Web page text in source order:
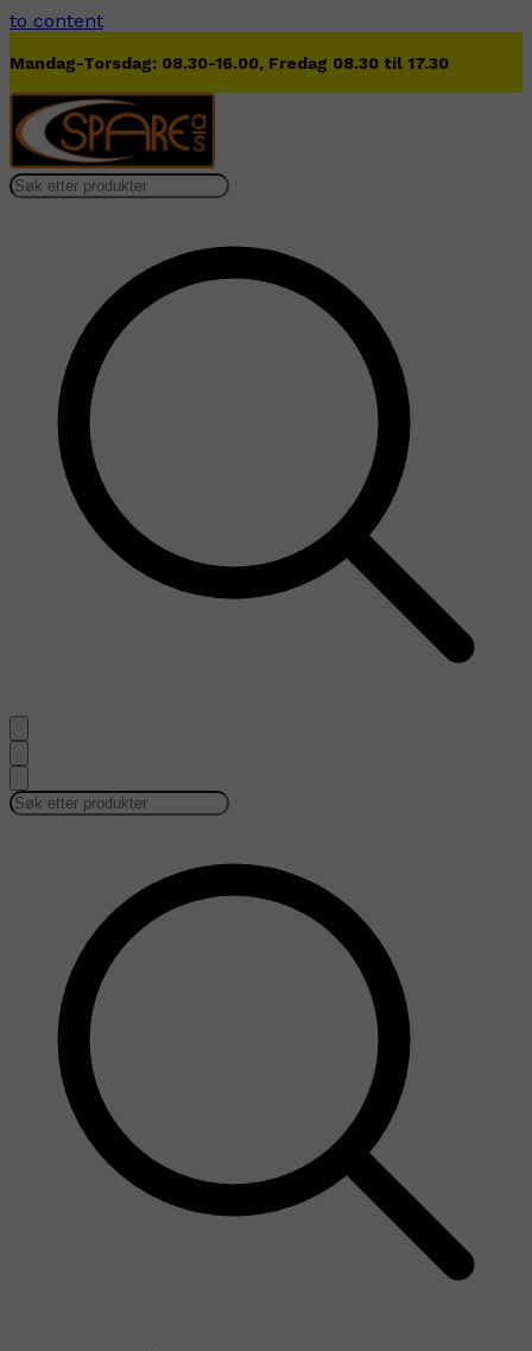
to content
Lørdag 09.00-13.00